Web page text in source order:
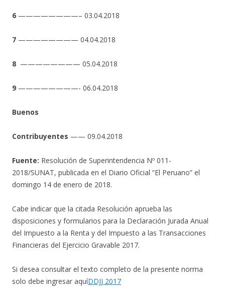
6 ————————– 03.04.2018
7 ———————— 04.04.2018
8 ———————— 05.04.2018
9 ————————- 06.04.2018
Buenos
Contribuyentes —— 09.04.2018
Fuente: Resolución de Superintendencia Nº 011-
2018/SUNAT, publicada en el Diario Oficial “El Peruano” el
domingo 14 de enero de 2018.
Cabe indicar que la citada Resolución aprueba las
disposiciones y formularios para la Declaración Jurada Anual
del Impuesto a la Renta y del Impuesto a las Transacciones
Financieras del Ejercicio Gravable 2017.
Si desea consultar el texto completo de la presente norma
solo debe ingresar aquíDDJJ 2017